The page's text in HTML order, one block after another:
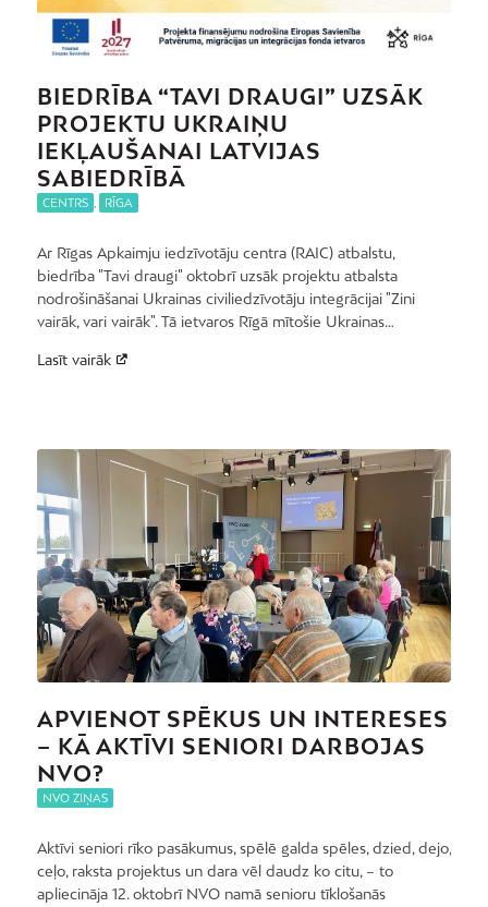
BIEDRĪBA “TAVI DRAUGI” UZSĀK
PROJEKTU UKRAIŅU
IEKĻAUŠANAI LATVIJAS
SABIEDRĪBĀ
CENTRS RĪGA
Ar Rīgas Apkaimju iedzīvotāju centra (RAIC) atbalstu,
biedrība "Tavi draugi" oktobrī uzsāk projektu atbalsta
nodrošināšanai Ukrainas civiliedzīvotāju integrācijai "Zini
vairāk, vari vairāk". Tā ietvaros Rīgā mītošie Ukrainas…
Lasīt vairāk
APVIENOT SPĒKUS UN INTERESES
– KĀ AKTĪVI SENIORI DARBOJAS
NVO?
NVO ZIŅAS
Aktīvi seniori rīko pasākumus, spēlē galda spēles, dzied, dejo,
ceļo, raksta projektus un dara vēl daudz ko citu, – to
apliecināja 12. oktobrī NVO namā senioru tīklošanās